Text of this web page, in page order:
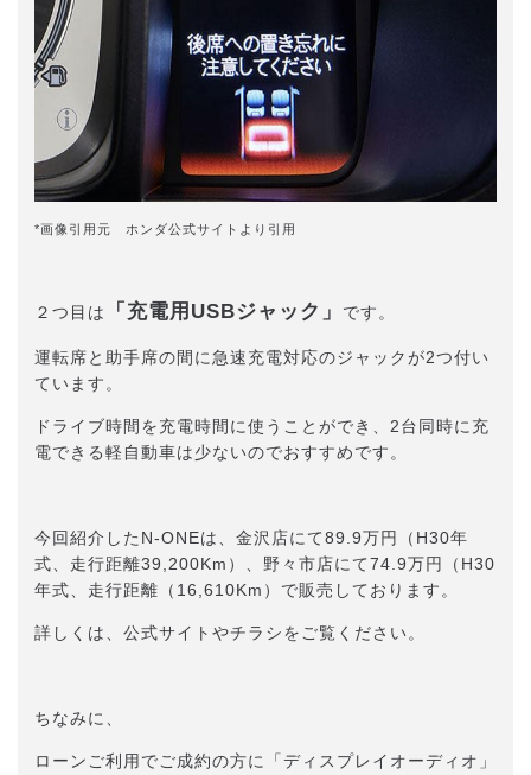
*画像引用元 ホンダ公式サイトより引用
２つ目は 「充電用USBジャック」 です。
運転席と助手席の間に急速充電対応のジャックが2つ付い
ています。
ドライブ時間を充電時間に使うことができ、2台同時に充
電できる軽自動車は少ないのでおすすめです。
今回紹介したN-ONEは、金沢店にて89.9万円（H30年
式、走行距離39,200Km）、野々市店にて74.9万円（H30
年式、走行距離（16,610Km）で販売しております。
詳しくは、公式サイトやチラシをご覧ください。
ちなみに、
ローンご利用でご成約の方に「ディスプレイオーディオ」